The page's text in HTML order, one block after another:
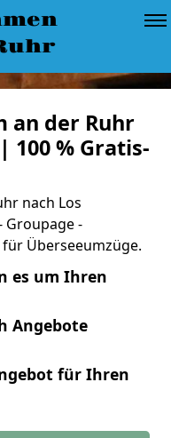
an der Ruhr
100 % Gratis-
nach Los
Groupage -
Überseeumzüge.
es um Ihren
Angebote
für Ihren